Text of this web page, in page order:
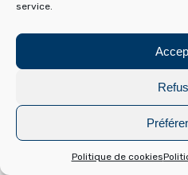
service.
Politique de cookies